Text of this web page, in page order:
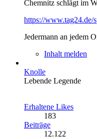
Chemnitz schlägt im
https://
Jedermann an jedem
Inhalt melden
Knolle
Lebende Legende
Erhaltene Likes
183
Beiträge
12.122